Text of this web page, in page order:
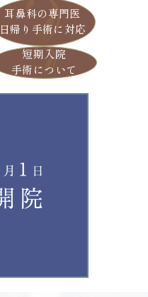
耳鼻科の専門医
日帰り手術に対応
短期入院
手術について